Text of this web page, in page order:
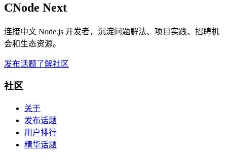
CNode Next
连接中文 Node.js 开发者，沉淀问题解法、项目实践、招聘机
会和生态资源。
发布话题了解社区
社区
关于
发布话题
用户排行
精华话题